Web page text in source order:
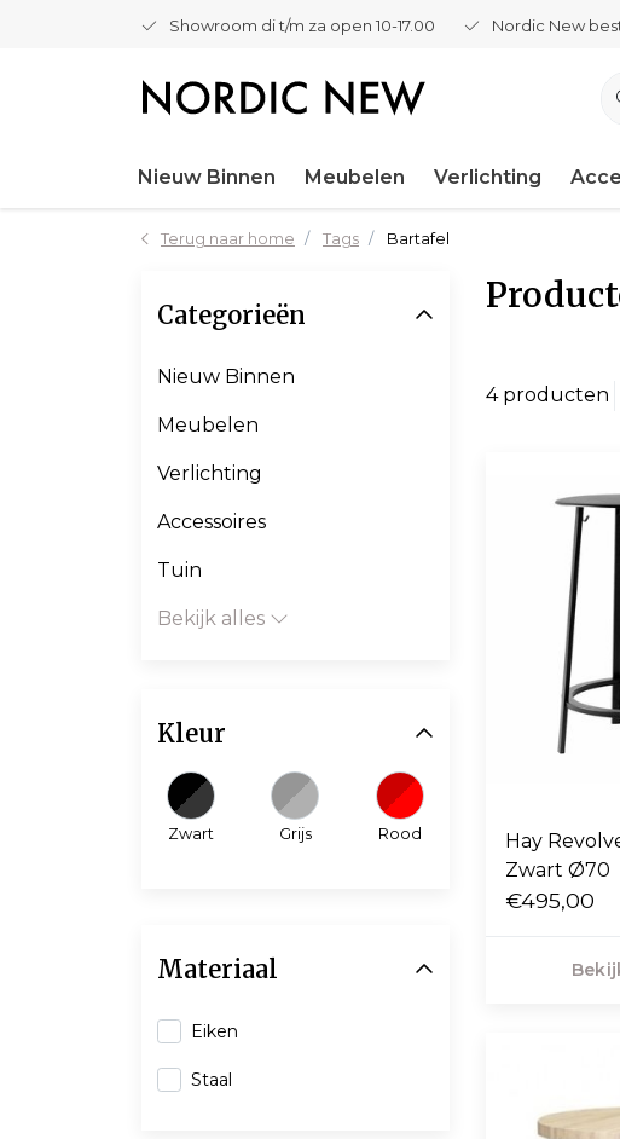
Showroom di t/m za open 10-17.00 Nordic New
Nieuw Binnen Meubelen Verlichting
Terug naar home Tags Bartafel
4 producten
Hay
Zwart Ø70
€495,00
Categorieën
Nieuw Binnen
Meubelen
Verlichting
Accessoires
Tuin
Bekijk alles
Kleur
Zwart Grijs Rood
Materiaal
Eiken
Staal